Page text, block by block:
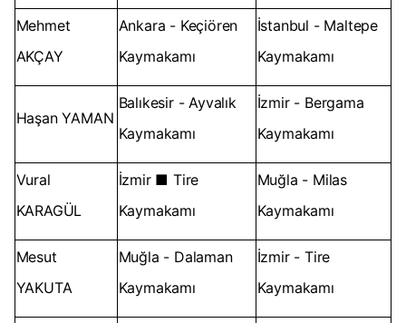
Mehmet
AKÇAY
Ankara - Keçiören
Kaymakamı
İstanbul - Maltepe
Kaymakamı
Haşan YAMAN
Balıkesir - Ayvalık
Kaymakamı
İzmir - Bergama
Kaymakamı
Vural
KARAGÜL
İzmir ■ Tire
Kaymakamı
Muğla - Milas
Kaymakamı
Mesut
YAKUTA
Muğla - Dalaman
Kaymakamı
İzmir - Tire
Kaymakamı